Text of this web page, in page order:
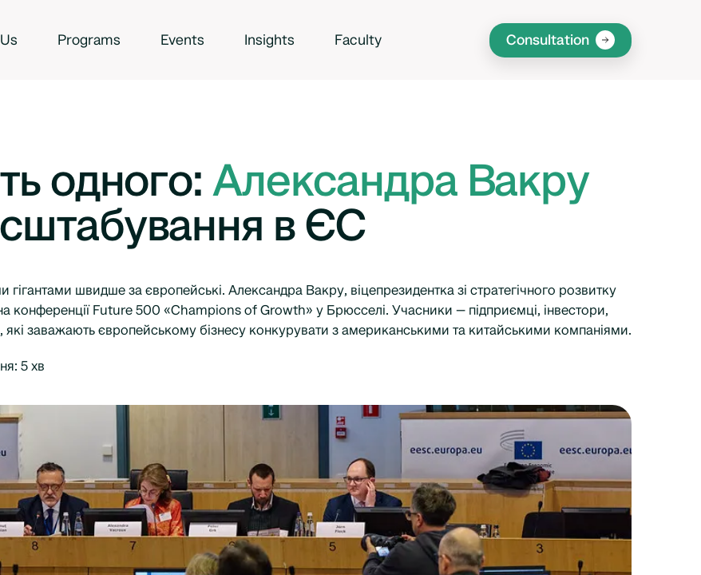
Programs Events Insights Faculty Consultation
одного: Александра Вакру
в ЄС
швидше за європейські. Александра Вакру, віцепрезидентка зі стратегічного розвитку
конференції Future 500 «Champions of Growth» у Брюсселі. Учасники — підприємці, інвестори,
які заважають європейському бізнесу конкурувати з американськими та китайськими компаніями.
5 хв